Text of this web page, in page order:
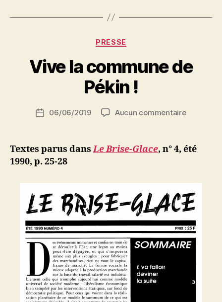
Catégories
PRESSE
Vive la commune de
Pékin !
a
N
Date06/06/2019 Aucun commentairesur
commune
Textes parus dansLe Brise-Glace, n° 4, été
1990, p. 25-28